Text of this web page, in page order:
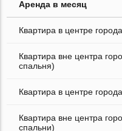
Аренда в месяц
Квартира в центре
Квартира вне центра
спальня)
Квартира в центре
Квартира вне центра
спальни)